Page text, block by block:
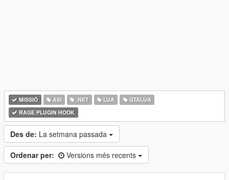
MISSIÓ ASI .NET LUA
GTALUA
RAGE PLUGIN HOOK
Des de: La setmana passada
Ordenar per: Versions més recents